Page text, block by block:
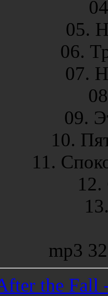
05.
06.
07.
09.
10.
11.
mp3
the Fall